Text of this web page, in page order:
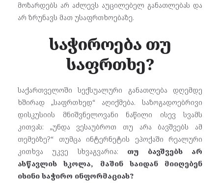
მოზარდებს არ აძლევს აუცილებელ განათლებას და
არ ზრუნავს მათ უსაფრთხოებაზე.
საჭიროება თუ
საფრთხე?
საქართველოში სექსუალური განათლება დღემდე
ხშირად „საფრთხედ“ აღიქმება. საზოგადოებრივი
დისკუსიის მნიშვნელოვანი ნაწილი ისევ სვამს
კითვას: „უნდა ვესაუბროთ თუ არა ბავშვებს ამ
თემებზე?“ თუმცა ინტერნეტის ეპოქაში რეალური
კითხვა უკვე სხვაგვარია: თუ ბავშვებს არ
ასწავლის სკოლა, მაშინ საიდან მიიღებენ
ისინი საჭირო ინფორმაციას?